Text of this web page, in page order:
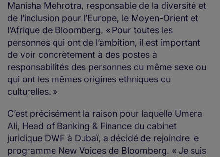
Manisha Mehrotra, responsable de la diversité et
de l’inclusion pour l’Europe, le Moyen-Orient et
l’Afrique de Bloomberg. « Pour toutes les
personnes qui ont de l’ambition, il est important
de voir concrètement à des postes à
responsabilités des personnes du même sexe ou
qui ont les mêmes origines ethniques ou
culturelles. »
C’est précisément la raison pour laquelle Umera
Ali, Head of Banking & Finance du cabinet
juridique DWF à Dubaï, a décidé de rejoindre le
programme New Voices de Bloomberg. « Je suis